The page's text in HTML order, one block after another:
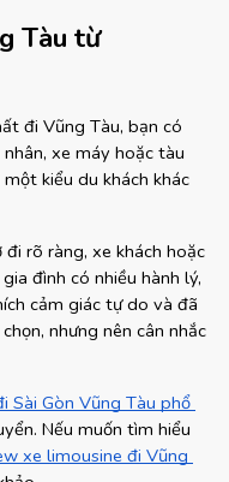
Tàu từ
đi Vũng Tàu, bạn có
xe máy hoặc tàu
kiểu du khách khác
rõ ràng, xe khách hoặc
đình có nhiều hành lý,
cảm giác tự do và đã
nhưng nên cân nhắc
Sài Gòn Vũng Tàu phổ
Nếu muốn tìm hiểu
xe limousine đi Vũng